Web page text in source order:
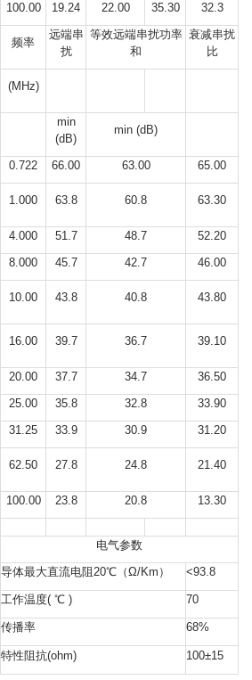
100.00 19.24 22.00 35.30
32.3
频率
远端串
扰
等效远端串扰功率
和
衰减串扰
比
(MHz)
min
(dB)
min (dB)
0.722 66.00 63.00 65.00
1.000 63.8 60.8 63.30
4.000 51.7 48.7
52.20
8.000 45.7 42.7 46.00
10.00 43.8 40.8 43.80
16.00 39.7 36.7 39.10
20.00 37.7 34.7
36.50
25.00
35.8 32.8
33.90
31.25 33.9 30.9 31.20
62.50 27.8 24.8 21.40
100.00 23.8 20.8 13.30
电气参数
导体最大直流电阻20℃（Ω/Km） <93.8
工作温度( ℃ ) 70
传播率 68%
特性阻抗(ohm) 100±15